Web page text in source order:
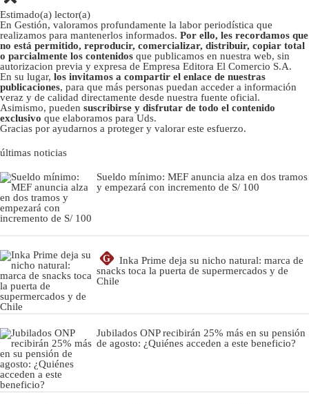
Estimado(a) lector(a)
En Gestión, valoramos profundamente la labor periodística que
realizamos para mantenerlos informados. Por ello, les recordamos que
no está permitido, reproducir, comercializar, distribuir, copiar total
o parcialmente los contenidos que publicamos en nuestra web, sin
autorizacion previa y expresa de Empresa Editora El Comercio S.A.
En su lugar, los invitamos a compartir el enlace de nuestras
publicaciones, para que más personas puedan acceder a información
veraz y de calidad directamente desde nuestra fuente oficial.
Asimismo, pueden suscribirse y disfrutar de todo el contenido
exclusivo que elaboramos para Uds.
Gracias por ayudarnos a proteger y valorar este esfuerzo.
últimas noticias
Sueldo mínimo: MEF anuncia alza en dos tramos
y empezará con incremento de S/ 100
G
Inka Prime deja su nicho natural: marca de
snacks toca la puerta de supermercados y de
Chile
Jubilados ONP recibirán 25% más en su pensión
de agosto: ¿Quiénes acceden a este beneficio?